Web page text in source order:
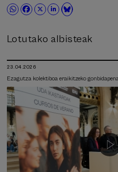
Lotutako albisteak
23.04.2026
Ezagutza kolektiboa eraikitzeko